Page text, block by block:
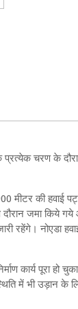
प्रत्‍येक चरण के
मीटर की
जमा किये
रहेंगे। नोएडा
कार्य पूरा
में भी उड़ान के